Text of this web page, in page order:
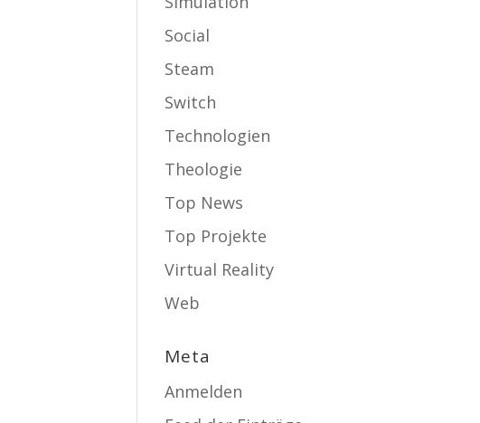
Social
Steam
Switch
Technologien
Theologie
Top News
Top Projekte
Virtual Reality
Web
Meta
Anmelden